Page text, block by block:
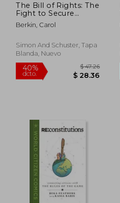
45%
dcto. $ 121.61
The Bill of Rights: The
Fight to Secure
America's Liberties
(en Inglés)
Berkin, Carol
Simon And Schuster, Tapa
Blanda, Nuevo